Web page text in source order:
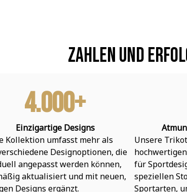
Zahlen und
4.000+
Einzigartige Designs
Kollektion umfasst mehr als
Designoptionen, die
angepasst werden können,
aktualisiert und mit neuen,
Designs ergänzt.
Unsere
für
speziellen
Sportarten,